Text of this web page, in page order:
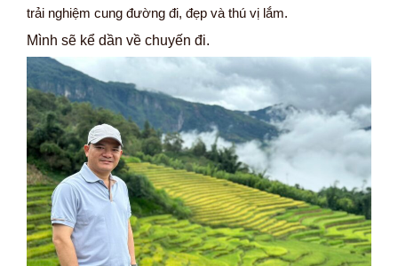
trải nghiệm cung đường đi, đẹp và thú vị lắm.
Mình sẽ kể dần về chuyến đi.